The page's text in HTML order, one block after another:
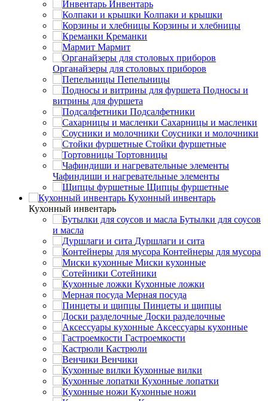
Инвентарь
Колпаки и крышки
Корзины и хлебницы
Креманки
Мармит
Органайзеры для столовых приборов
Пепельницы
Подносы и
витрины для фуршета
Подсалфетники
Сахарницы и масленки
Соусники и молочники
Стойки фуршетные
Тортовницы
Чафиндиши и нагревательные элементы
Щипцы фуршетные
Кухонный инвентарь
Кухонный инвентарь
Бутылки для соусов
и масла
Дуршлаги и сита
Контейнеры для мусора
Миски кухонные
Сотейники
Кухонные ложки
Мерная посуда
Пинцеты и щипцы
Доски разделочные
Аксессуары кухонные
Гастроемкости
Кастрюли
Венчики
Кухонные вилки
Кухонные лопатки
Кухонные ножи